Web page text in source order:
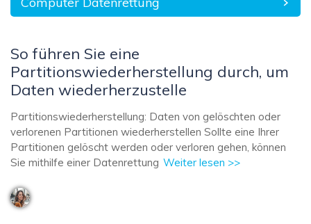
So führen Sie eine
Partitionswiederherstellung durch, um
Daten wiederherzustelle
Partitionswiederherstellung: Daten von gelöschten oder
verlorenen Partitionen wiederherstellen Sollte eine Ihrer
Partitionen gelöscht werden oder verloren gehen, können
Sie mithilfe einer Datenrettung Weiter lesen >>